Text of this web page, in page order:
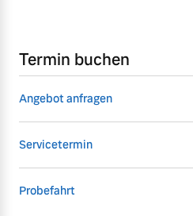
Termin buchen
Angebot anfragen
Servicetermin
Probefahrt